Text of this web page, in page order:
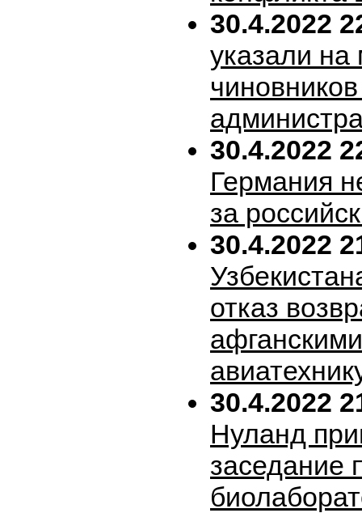
30.4.2022
указали на
30.4.2022
Германия
за
30.4.2022
отказ
30.4.2022
Нуланд
заседание